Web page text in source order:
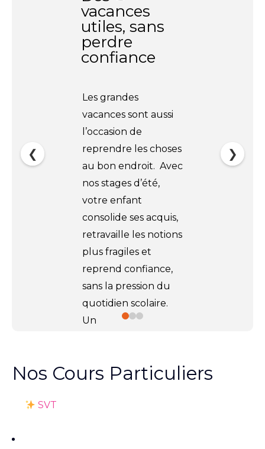
vacances
utiles, sans
perdre
confiance
Les grandes
vacances sont aussi
l’occasion de
reprendre les choses
au bon endroit. Avec
nos stages d’été,
votre enfant
consolide ses acquis,
retravaille les notions
plus fragiles et
reprend confiance,
sans la pression du
quotidien scolaire.
Un
de 2h par matière,
❮ ❯
Nos Cours Particuliers
SVT